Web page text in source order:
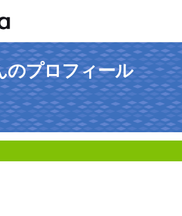
のプロフィール